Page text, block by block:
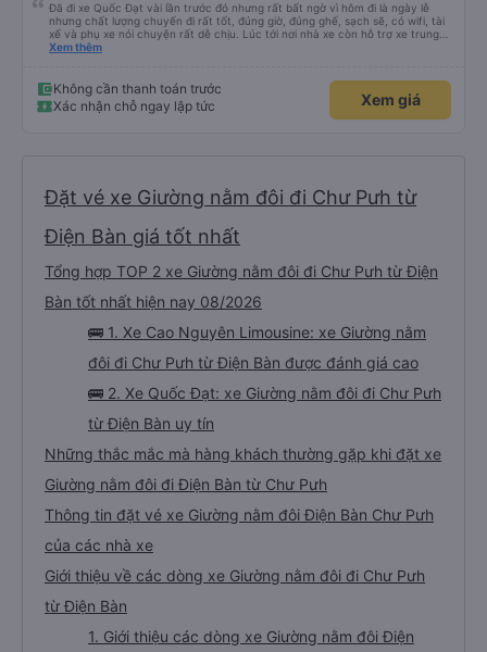
Đã đi xe Quốc Đạt vài lần trước đó nhưng rất bất ngờ vì hôm đi là ngày lễ
nhưng chất lượng chuyến đi rất tốt, đúng giờ, đúng ghế, sạch sẽ, có wifi, tài
xế và phụ xe nói chuyện rất dễ chịu. Lúc tới nơi nhà xe còn hỗ trợ xe trung
chuyển tới tận nhà. 10đ cho nhà xe, hy vọng nhà xe duy trì được chất lượng
Xem thêm
Không cần thanh toán trước
Xác nhận chỗ ngay lập tức
Xem giá
Đặt vé xe Giường nằm đôi đi Chư Pưh từ
Điện Bàn giá tốt nhất
Tổng hợp TOP 2 xe Giường nằm đôi đi Chư Pưh từ Điện
Bàn tốt nhất hiện nay 08/2026
🚌 1. Xe Cao Nguyên Limousine: xe Giường nằm
đôi đi Chư Pưh từ Điện Bàn được đánh giá cao
🚌 2. Xe Quốc Đạt: xe Giường nằm đôi đi Chư Pưh
từ Điện Bàn uy tín
Những thắc mắc mà hàng khách thường gặp khi đặt xe
Giường nằm đôi đi Điện Bàn từ Chư Pưh
Thông tin đặt vé xe Giường nằm đôi Điện Bàn Chư Pưh
của các nhà xe
Giới thiệu về các dòng xe Giường nằm đôi đi Chư Pưh
từ Điện Bàn
1. Giới thiệu các dòng xe Giường nằm đôi Điện